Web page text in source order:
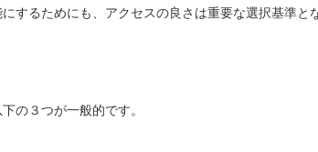
するためにも、アクセスの良さは重要な選択基準と
の３つが一般的です。